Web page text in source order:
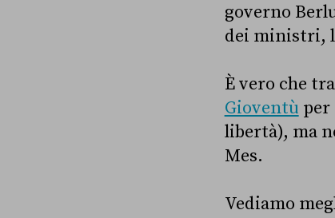
governo
dei ministri,
È vero che
Gioventù per
libertà), ma
Mes.
Vediamo